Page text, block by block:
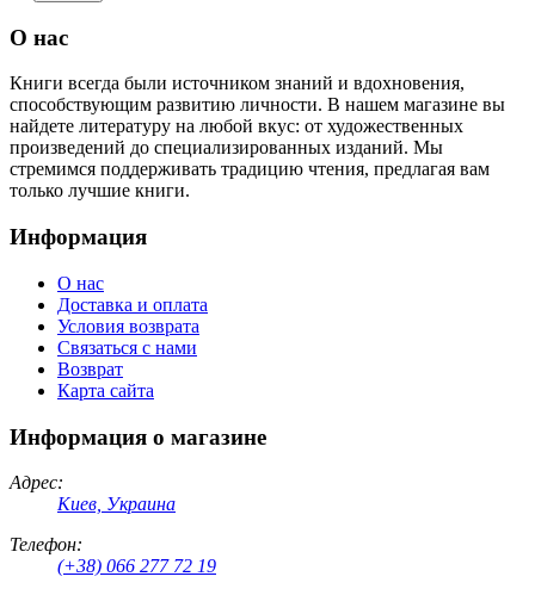
О нас
Книги всегда были источником знаний и вдохновения,
способствующим развитию личности. В нашем магазине вы
найдете литературу на любой вкус: от художественных
произведений до специализированных изданий. Мы
стремимся поддерживать традицию чтения, предлагая вам
только лучшие книги.
Информация
О нас
Доставка и оплата
Условия возврата
Связаться с нами
Возврат
Карта сайта
Информация о магазине
Адрес:
Киев, Украина
Телефон:
(+38) 066 277 72 19